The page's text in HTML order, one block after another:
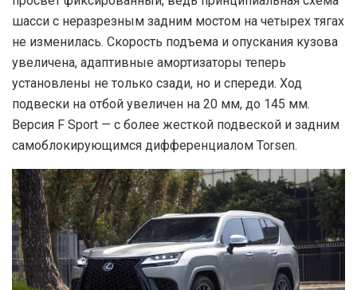
шасси с неразрезным задним мостом на четырех тягах
не изменилась. Скорость подъема и опускания кузова
увеличена, адаптивные амортизаторы теперь
установлены не только сзади, но и спереди. Ход
подвески на отбой увеличен на 20 мм, до 145 мм.
Версия F Sport — с более жесткой подвеской и задним
самоблокирующимся дифференциалом Torsen.